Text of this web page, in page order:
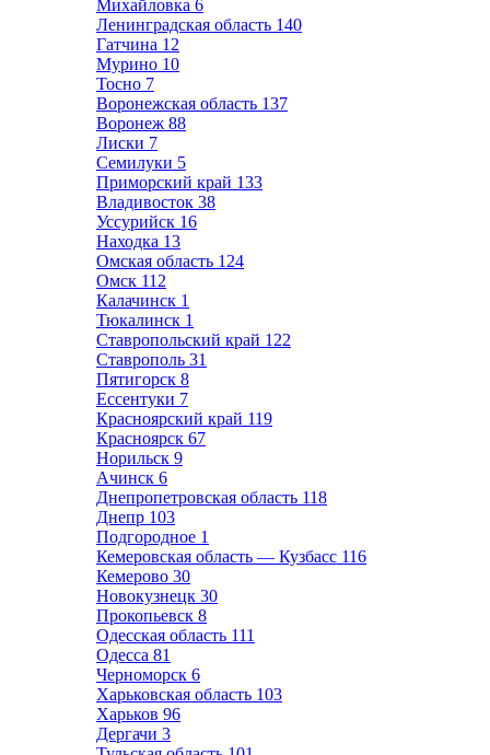
Михайловка 6
Ленинградская область 140
Гатчина 12
Мурино 10
Тосно 7
Воронежская область 137
Воронеж 88
Лиски 7
Семилуки 5
Приморский край 133
Владивосток 38
Уссурийск 16
Находка 13
Омская область 124
Омск 112
Калачинск 1
Тюкалинск 1
Ставропольский край 122
Ставрополь 31
Пятигорск 8
Ессентуки 7
Красноярский край 119
Красноярск 67
Норильск 9
Ачинск 6
Днепропетровская область 118
Днепр 103
Подгородное 1
Кемеровская область — Кузбасс 116
Кемерово 30
Новокузнецк 30
Прокопьевск 8
Одесская область 111
Одесса 81
Черноморск 6
Харьковская область 103
Харьков 96
Дергачи 3